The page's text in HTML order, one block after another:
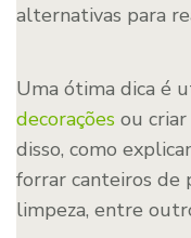
alternativas para
Uma ótima dica é
decorações ou
disso, como
forrar canteiros de
limpeza, entre